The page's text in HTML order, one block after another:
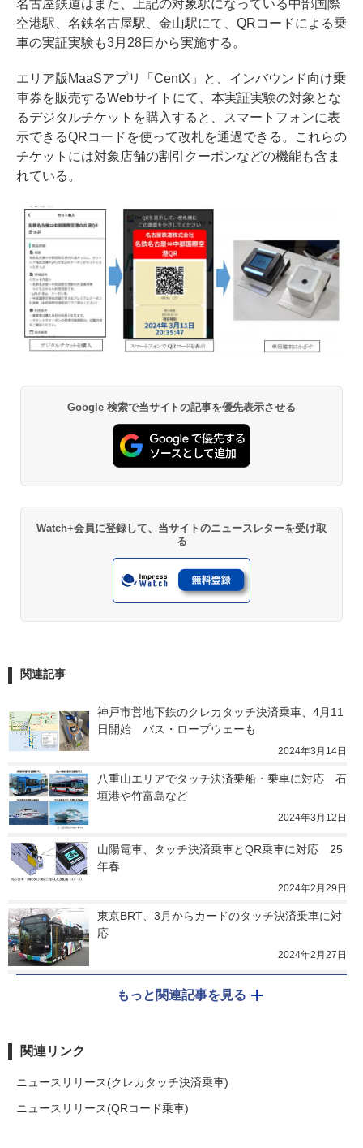
名古屋鉄道はまた、上記の対象駅になっている中部国際
空港駅、名鉄名古屋駅、金山駅にて、QRコードによる乗
車の実証実験も3月28日から実施する。
エリア版MaaSアプリ「CentX」と、インバウンド向け乗
車券を販売するWebサイトにて、本実証実験の対象とな
るデジタルチケットを購入すると、スマートフォンに表
示できるQRコードを使って改札を通過できる。これらの
チケットには対象店舗の割引クーポンなどの機能も含ま
れている。
Google 検索で当サイトの記事を優先表示させる
Watch+会員に登録して、当サイトのニュースレターを受け取
る
関連記事
神戸市営地下鉄のクレカタッチ決済乗車、4月11
日開始　バス・ロープウェーも
2024年3月14日
八重山エリアでタッチ決済乗船・乗車に対応　石
垣港や竹富島など
2024年3月12日
山陽電車、タッチ決済乗車とQR乗車に対応　25
年春
2024年2月29日
東京BRT、3月からカードのタッチ決済乗車に対
応
2024年2月27日
もっと関連記事を見る
関連リンク
ニュースリリース(クレカタッチ決済乗車)
ニュースリリース(QRコード乗車)